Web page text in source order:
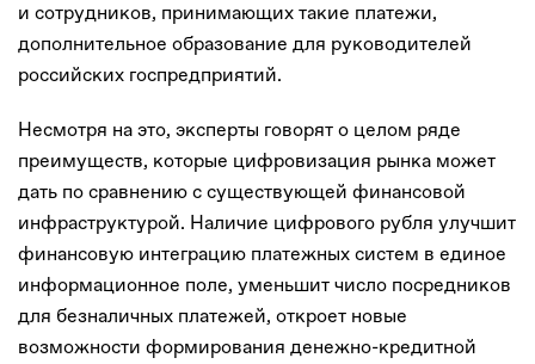
и сотрудников, принимающих такие платежи,
дополнительное образование для руководителей
российских госпредприятий.
Несмотря на это, эксперты говорят о целом ряде
преимуществ, которые цифровизация рынка может
дать по сравнению с существующей финансовой
инфраструктурой. Наличие цифрового рубля улучшит
финансовую интеграцию платежных систем в единое
информационное поле, уменьшит число посредников
для безналичных платежей, откроет новые
возможности формирования денежно-кредитной